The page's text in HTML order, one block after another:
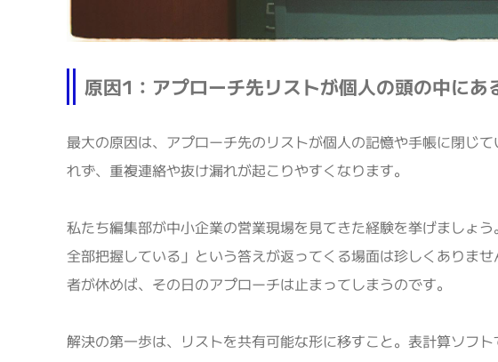
原因1：アプローチ先リストが個人の頭の中にあ
最大の原因は、アプローチ先のリストが個人の記憶や手帳に閉じ
れず、重複連絡や抜け漏れが起こりやすくなります。
私たち編集部が中小企業の営業現場を見てきた経験を挙げましょ
全部把握している」という答えが返ってくる場面は珍しくありま
者が休めば、その日のアプローチは止まってしまうのです。
解決の第一歩は、リストを共有可能な形に移すこと。表計算ソフ